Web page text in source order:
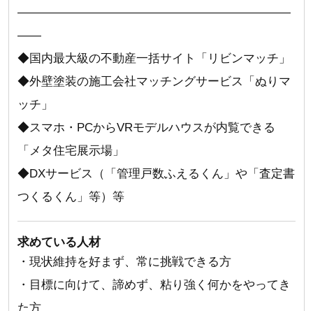
―――――――――――――――――――――――
――
◆国内最大級の不動産一括サイト「リビンマッチ」
◆外壁塗装の施工会社マッチングサービス「ぬりマ
ッチ」
◆スマホ・PCからVRモデルハウスが内覧できる
「メタ住宅展示場」
◆DXサービス（「管理戸数ふえるくん」や「査定書
つくるくん」等）等
求めている人材
・現状維持を好まず、常に挑戦できる方
・目標に向けて、諦めず、粘り強く何かをやってき
た方